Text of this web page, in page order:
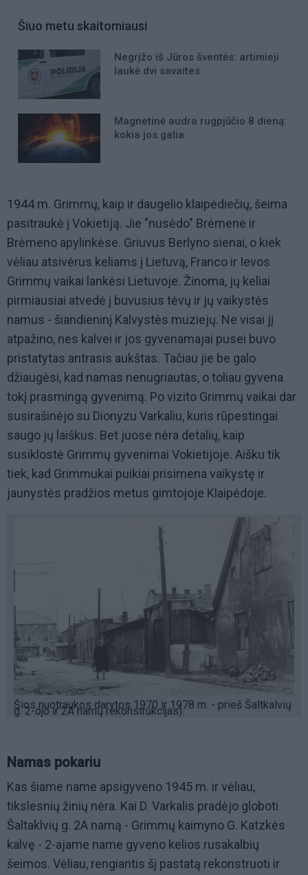
Šiuo metu skaitomiausi
Negrįžo iš Jūros šventės: artimieji
laukė dvi savaites
Magnetinė audra rugpjūčio 8 dieną:
kokia jos galia
1944 m. Grimmų, kaip ir daugelio klaipėdiečių, šeima
pasitraukė į Vokietiją. Jie "nusėdo" Brėmene ir
Brėmeno apylinkėse. Griuvus Berlyno sienai, o kiek
vėliau atsivėrus keliams į Lietuvą, Franco ir Ievos
Grimmų vaikai lankėsi Lietuvoje. Žinoma, jų keliai
pirmiausiai atvedė į buvusius tėvų ir jų vaikystės
namus - šiandieninį Kalvystės muziejų. Ne visai jį
atpažino, nes kalvei ir jos gyvenamajai pusei buvo
pristatytas antrasis aukštas. Tačiau jie be galo
džiaugėsi, kad namas nenugriautas, o toliau gyvena
tokį prasmingą gyvenimą. Po vizito Grimmų vaikai dar
susirašinėjo su Dionyzu Varkaliu, kuris rūpestingai
saugo jų laiškus. Bet juose nėra detalių, kaip
susiklostė Grimmų gyvenimai Vokietijoje. Aišku tik
tiek, kad Grimmukai puikiai prisimena vaikystę ir
jaunystės pradžios metus gimtojoje Klaipėdoje.
Šios nuotraukos darytos 1970 ir 1978 m. - prieš Šaltkalvių
g. 2-ojo ir 2A namų rekonstrukcijas).
Namas pokariu
Kas šiame name apsigyveno 1945 m. ir vėliau,
tikslesnių žinių nėra. Kai D. Varkalis pradėjo globoti
Šaltaklvių g. 2A namą - Grimmų kaimyno G. Katzkės
kalvę - 2-ajame name gyveno kelios rusakalbių
šeimos. Vėliau, rengiantis šį pastatą rekonstruoti ir